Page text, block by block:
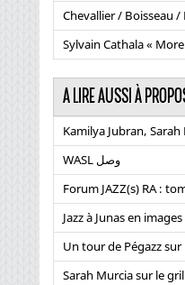
Chevallier / Boisseau
Sylvain Cathala «
A LIRE AUSSI À
Kamilya Jubran,
WASL وصل
Forum JAZZ(s) RA :
Jazz à Junas en images
Un tour de Pégazz sur
Sarah Murcia sur le